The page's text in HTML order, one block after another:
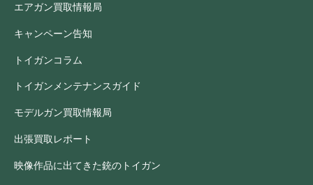
エアガン買取情報局
キャンペーン告知
トイガンコラム
トイガンメンテナンスガイド
モデルガン買取情報局
出張買取レポート
映像作品に出てきた銃のトイガン